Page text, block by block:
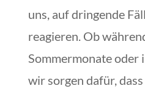
uns, auf dringende
reagieren. Ob
Sommermonate oder
wir sorgen dafür,